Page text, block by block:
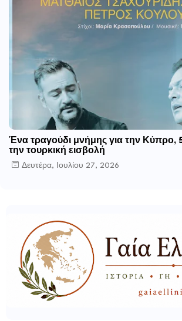
Ένα τραγούδι μνήμης για την Κύπρο,
την τουρκική εισβολή
Δευτέρα, Ιουλίου 27, 2026